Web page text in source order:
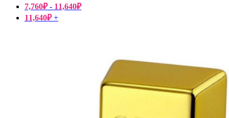
7,760₽- 11,640₽
11,640₽+